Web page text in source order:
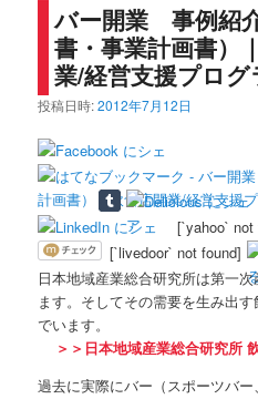
バー開業 事例紹
書・事業計画書）
業/経営支援プログ
投稿日時:2012年7月12日
[`yahoo` not
[`livedoor` not found]
日本地域産業総合研究所は第一
ます。そしてその需要を生み出
でいます。
＞＞日本地域産業総合研究所
過去に実際にバー（スポーツバー